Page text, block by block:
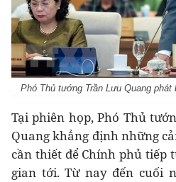
Phó Thủ tướng Trần Lưu Quang
Tại phiên họp, Phó Thủ
Quang khẳng định những
cần thiết để Chính phủ tiếp
gian tới. Từ nay đến cuối